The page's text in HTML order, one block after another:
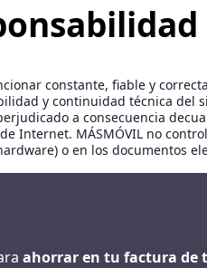
constante, fiable y
y continuidad técnica del
a consecuencia
Internet. MÁSMÓVIL no
o en los documentos
ahorrar en tu factura de